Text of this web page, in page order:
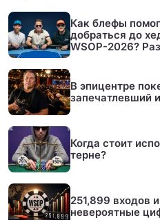
Как блефы
добраться до
WSOP-2026?
В эпицентре
запечатлевший
Когда стоит
терне?
251,899 входов
невероятные